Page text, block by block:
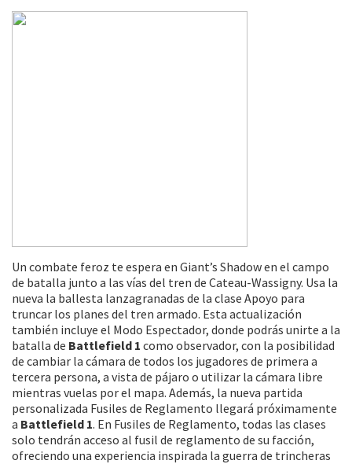
Un combate feroz te espera en Giant’s Shadow en el campo
de batalla junto a las vías del tren de Cateau-Wassigny. Usa la
nueva la ballesta lanzagranadas de la clase Apoyo para
truncar los planes del tren armado. Esta actualización
también incluye el Modo Espectador, donde podrás unirte a la
batalla de Battlefield 1 como observador, con la posibilidad
de cambiar la cámara de todos los jugadores de primera a
tercera persona, a vista de pájaro o utilizar la cámara libre
mientras vuelas por el mapa. Además, la nueva partida
personalizada Fusiles de Reglamento llegará próximamente
a Battlefield 1. En Fusiles de Reglamento, todas las clases
solo tendrán acceso al fusil de reglamento de su facción,
ofreciendo una experiencia inspirada la guerra de trincheras